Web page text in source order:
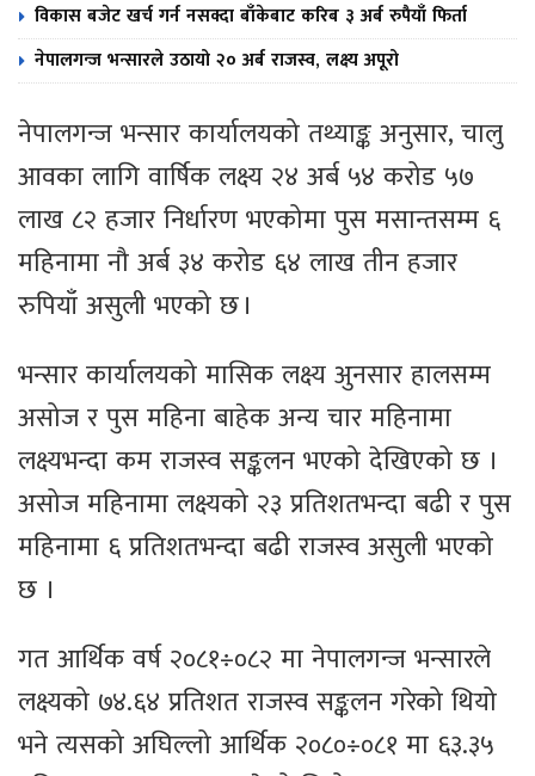
विकास बजेट खर्च गर्न नसक्दा बाँकेबाट करिब ३ अर्ब रुपैयाँ फिर्ता
नेपालगन्ज भन्सारले उठायो २० अर्ब राजस्व, लक्ष्य अपूरो
नेपालगन्ज भन्सार कार्यालयको तथ्याङ्क अनुसार, चालु
आवका लागि वार्षिक लक्ष्य २४ अर्ब ५४ करोड ५७
लाख ८२ हजार निर्धारण भएकोमा पुस मसान्तसम्म ६
महिनामा नौ अर्ब ३४ करोड ६४ लाख तीन हजार
रुपियाँ असुली भएको छ ।
भन्सार कार्यालयको मासिक लक्ष्य अुनसार हालसम्म
असोज र पुस महिना बाहेक अन्य चार महिनामा
लक्ष्यभन्दा कम राजस्व सङ्कलन भएको देखिएको छ ।
असोज महिनामा लक्ष्यको २३ प्रतिशतभन्दा बढी र पुस
महिनामा ६ प्रतिशतभन्दा बढी राजस्व असुली भएको
छ ।
गत आर्थिक वर्ष २०८१÷०८२ मा नेपालगन्ज भन्सारले
लक्ष्यको ७४.६४ प्रतिशत राजस्व सङ्कलन गरेको थियो
भने त्यसको अघिल्लो आर्थिक २०८०÷०८१ मा ६३.३५